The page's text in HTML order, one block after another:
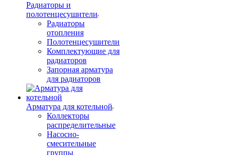
Радиаторы и
полотенцесушители
Радиаторы
отопления
Полотенцесушители
Комплектующие для
радиаторов
Запорная арматура
для радиаторов
Арматура для котельной
Коллекторы
распределительные
Насосно-
смесительные
группы